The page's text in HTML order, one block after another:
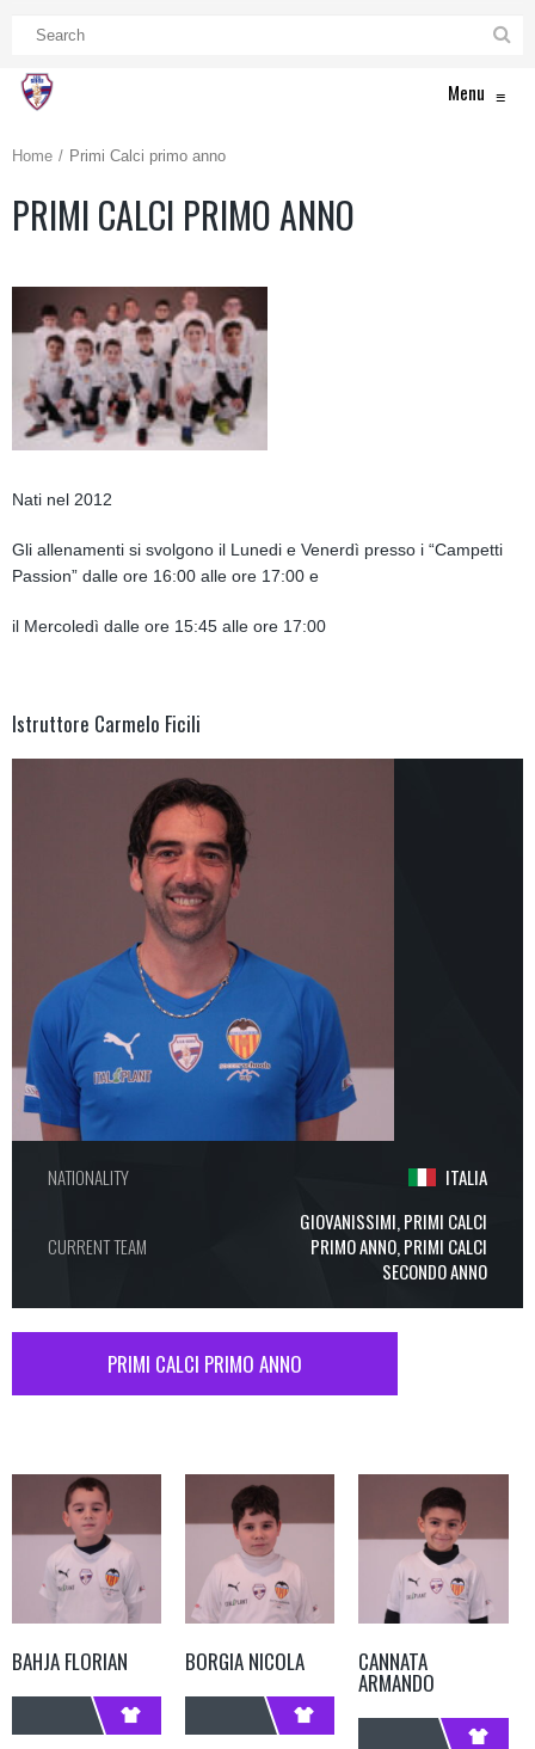
Menu ≡
Home Primi Calci primo anno
PRIMI CALCI PRIMO ANNO
Nati nel 2012
Gli allenamenti si svolgono il Lunedi e Venerdì presso i “Campetti
Passion” dalle ore 16:00 alle ore 17:00 e
il Mercoledì dalle ore 15:45 alle ore 17:00
Istruttore Carmelo Ficili
NATIONALITY ITALIA
CURRENT TEAM
GIOVANISSIMI, PRIMI CALCI
PRIMO ANNO, PRIMI CALCI
SECONDO ANNO
PRIMI CALCI PRIMO ANNO
BAHJA FLORIAN BORGIA NICOLA CANNATA
ARMANDO